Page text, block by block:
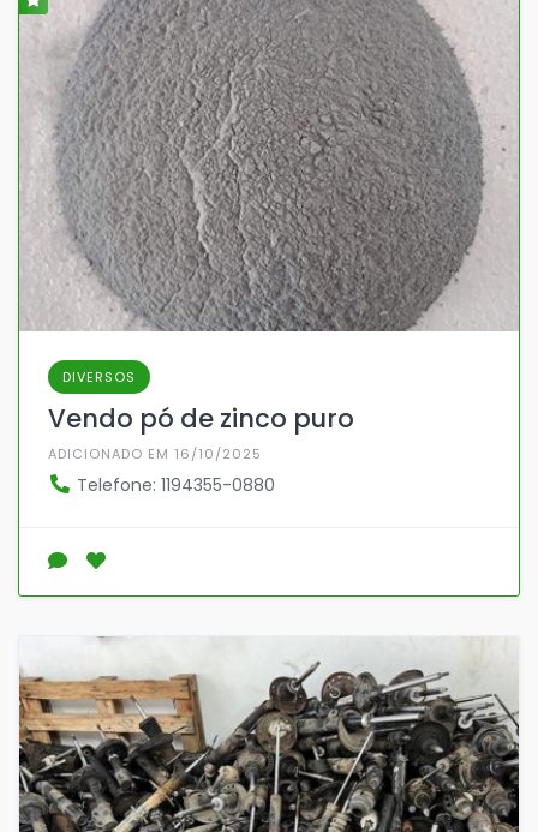
DIVERSOS
Vendo pó de zinco puro
ADICIONADO EM 16/10/2025
Telefone: 1194355-0880